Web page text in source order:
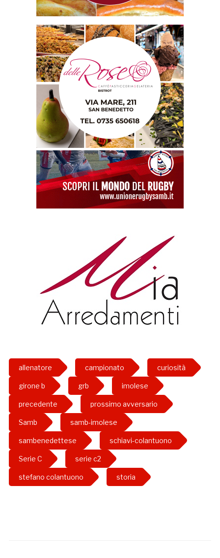
allenatore campionato curiosità
girone b grb imolese
precedente prossimo avversario
Samb samb-imolese
sambenedettese schiavi-colantuono
Serie C serie c2
stefano colantuono storia